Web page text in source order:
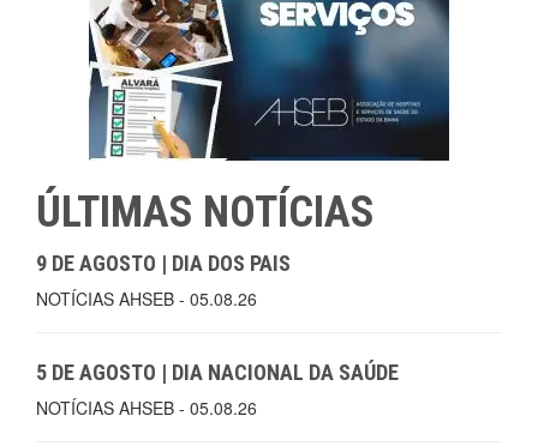
ÚLTIMAS NOTÍCIAS
9 DE AGOSTO | DIA DOS PAIS
NOTÍCIAS AHSEB - 05.08.26
5 DE AGOSTO | DIA NACIONAL DA SAÚDE
NOTÍCIAS AHSEB - 05.08.26